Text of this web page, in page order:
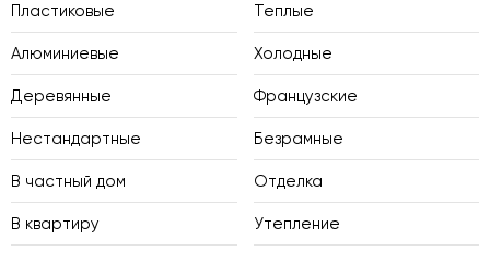
Пластиковые
Алюминиевые
Деревянные
Нестандартные
В частный дом
В квартиру
Теплые
Холодные
Французские
Безрамные
Отделка
Утепление